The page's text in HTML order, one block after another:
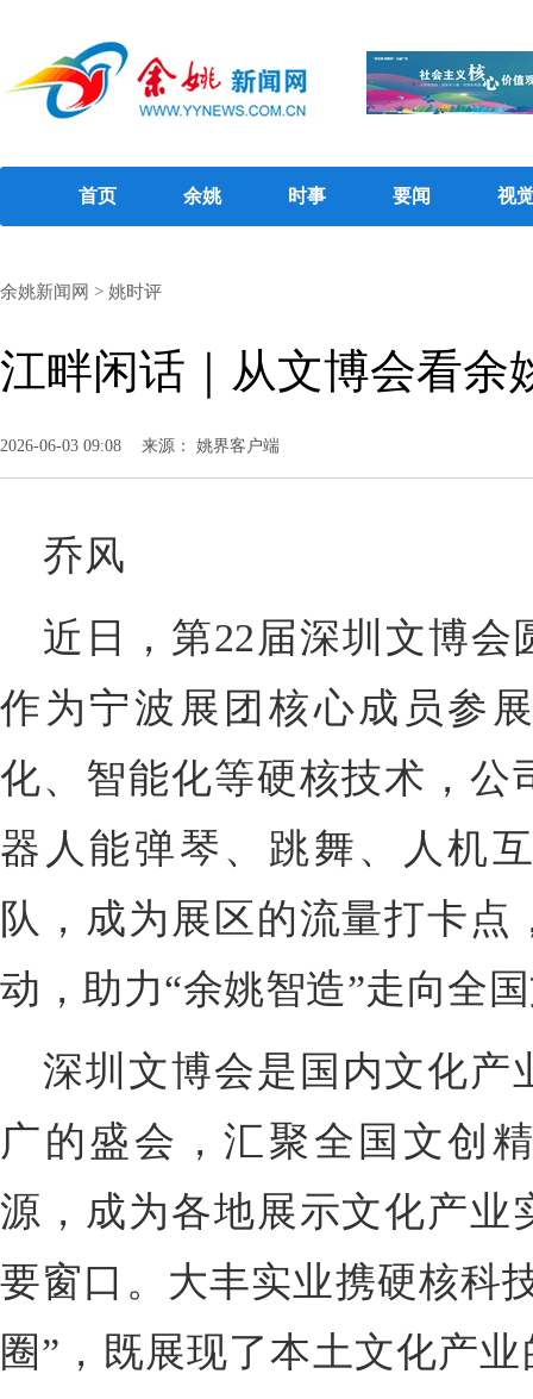
首页 余姚 时事 要闻 视
余姚新闻网 > 姚时评
江畔闲话｜从文博会看余
2026-06-03 09:08 来源： 姚界客户端
乔风
近日，第22届深圳文博
作为宁波展团核心成员参
化、智能化等硬核技术，公
器人能弹琴、跳舞、人机
队，成为展区的流量打卡
动，助力“余姚智造”走向全
深圳文博会是国内文化产
广的盛会，汇聚全国文创
源，成为各地展示文化产业
要窗口。大丰实业携硬核科
圈”，既展现了本土文化产